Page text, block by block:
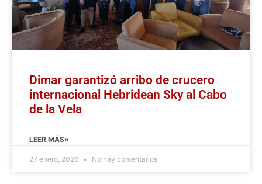
Dimar garantizó arribo de crucero
internacional Hebridean Sky al Cabo
de la Vela
LEER MÁS»
27 enero, 2026 No hay comentarios